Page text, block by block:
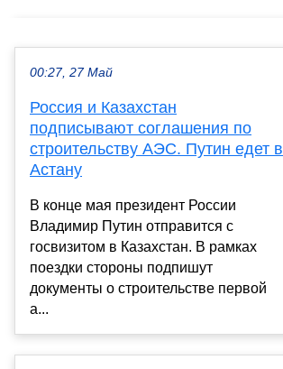
00:27, 27 Май
Россия и Казахстан
подписывают соглашения по
строительству АЭС. Путин едет в
Астану
В конце мая президент России
Владимир Путин отправится с
госвизитом в Казахстан. В рамках
поездки стороны подпишут
документы о строительстве первой
а...